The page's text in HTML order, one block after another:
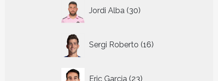
Jordi Alba 30
producten
Sergi Roberto 16
producten
Eric Garcia 23